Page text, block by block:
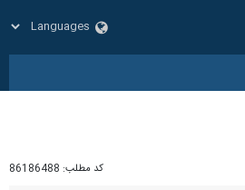
کد مطلب: 86186488